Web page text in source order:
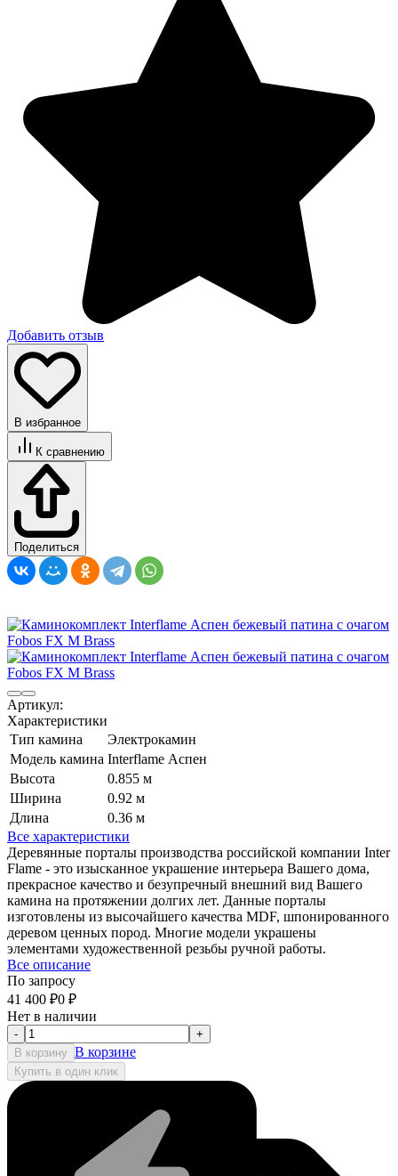
Добавить отзыв
В избранное
К сравнению
Поделиться
Артикул:
Характеристики
Тип камина
Электрокамин
Модель камина Interflame Аспен
Высота
0.855 м
Ширина
0.92 м
Длина
0.36 м
Все характеристики
Деревянные порталы производства российской компании Inter
Flame - это изысканное украшение интерьера Вашего дома,
прекрасное качество и безупречный внешний вид Вашего
камина на протяжении долгих лет. Данные порталы
изготовлены из высочайшего качества MDF, шпонированного
деревом ценных пород. Многие модели украшены
элементами художественной резьбы ручной работы.
Все описание
По запросу
41 400 ₽0 ₽
Нет в наличии
-
+
В корзину В корзине
Купить в один клик